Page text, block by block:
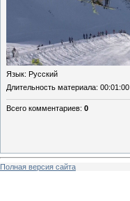
Язык: Русский
Длительность материала: 00:01:00
Всего комментариев: 0
Полная версия сайта